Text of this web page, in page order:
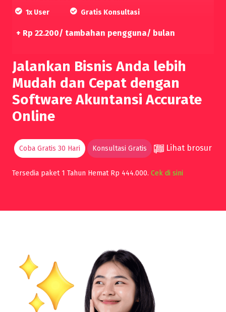
1x User
Gratis Konsultasi
+ Rp 22.200/ tambahan pengguna/ bulan
Jalankan Bisnis Anda lebih
Mudah dan Cepat dengan
Software Akuntansi Accurate
Online
Coba Gratis 30 Hari Konsultasi Gratis Lihat brosur
Tersedia paket 1 Tahun Hemat Rp 444.000. Cek di sini